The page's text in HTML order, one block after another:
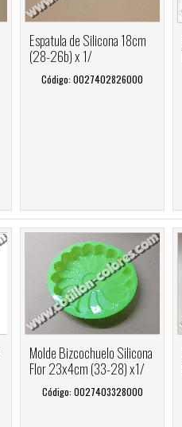
Espatula de Silicona 18cm
(28-26b) x 1/
Código: 0027402826000
Molde Bizcochuelo Silicona
Flor 23x4cm (33-28) x1/
Código: 0027403328000